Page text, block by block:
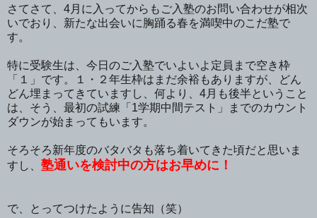
さてさて、4月に入ってからもご入塾のお問い合わせが相次
いでおり、新たな出会いに胸踊る春を満喫中のこだ塾で
す。
特に受験生は、今日のご入塾でいよいよ定員まで空き枠
「１」です。１・２年生枠はまだ余裕もありますが、どん
どん埋まってきていますし、何より、4月も後半ということ
は、そう、最初の試練「1学期中間テスト」までのカウント
ダウンが始まってもいます。
そろそろ新年度のバタバタも落ち着いてきた頃だと思いま
すし、 塾通いを検討中の方はお早めに！
で、とってつけたように告知（笑）